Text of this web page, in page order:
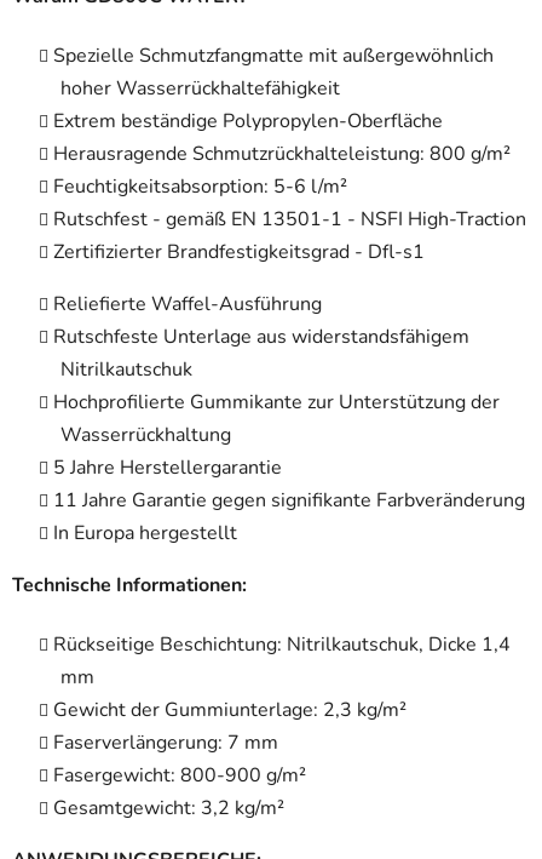
Spezielle Schmutzfangmatte mit außergewöhnlich
hoher Wasserrückhaltefähigkeit
Extrem beständige Polypropylen-Oberfläche
Herausragende Schmutzrückhalteleistung: 800 g/m²
Feuchtigkeitsabsorption: 5-6 l/m²
Rutschfest - gemäß EN 13501-1 - NSFI High-Traction
Zertifizierter Brandfestigkeitsgrad - Dfl-s1
Reliefierte Waffel-Ausführung
Rutschfeste Unterlage aus widerstandsfähigem
Nitrilkautschuk
Hochprofilierte Gummikante zur Unterstützung der
Wasserrückhaltung
5 Jahre Herstellergarantie
11 Jahre Garantie gegen signifikante Farbveränderung
In Europa hergestellt
Technische Informationen:
Rückseitige Beschichtung: Nitrilkautschuk, Dicke 1,4
mm
Gewicht der Gummiunterlage: 2,3 kg/m²
Faserverlängerung: 7 mm
Fasergewicht: 800-900 g/m²
Gesamtgewicht: 3,2 kg/m²